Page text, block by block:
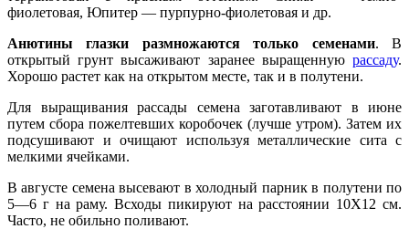
фиолетовая, Юпитер — пурпурно-фиолетовая и др.
Анютины глазки размножаются только семенами. В
открытый грунт высаживают заранее выращенную рассаду.
Хорошо растет как на открытом месте, так и в полутени.
Для выращивания рассады семена заготавливают в июне
путем сбора пожелтевших коробочек (лучше утром). Затем их
подсушивают и очищают используя металлические сита с
мелкими ячейками.
В августе семена высевают в холодный парник в полутени по
5—6 г на раму. Всходы пикируют на расстоянии 10X12 см.
Часто, не обильно поливают.